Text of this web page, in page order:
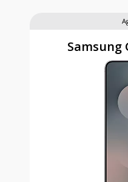
Samsung